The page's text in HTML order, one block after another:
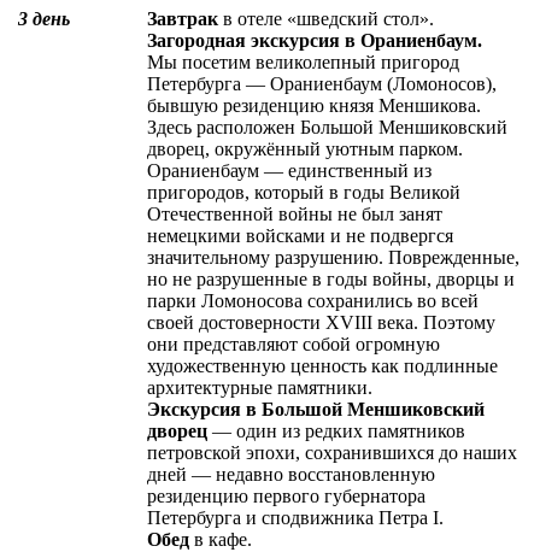
3 день
Завтрак в отеле «шведский стол».
Загородная экскурсия в Ораниенбаум.
Мы посетим великолепный пригород
Петербурга — Ораниенбаум (Ломоносов),
бывшую резиденцию князя Меншикова.
Здесь расположен Большой Меншиковский
дворец, окружённый уютным парком.
Ораниенбаум — единственный из
пригородов, который в годы Великой
Отечественной войны не был занят
немецкими войсками и не подвергся
значительному разрушению. Поврежденные,
но не разрушенные в годы войны, дворцы и
парки Ломоносова сохранились во всей
своей достоверности XVIII века. Поэтому
они представляют собой огромную
художественную ценность как подлинные
архитектурные памятники.
Экскурсия в Большой Меншиковский
дворец — один из редких памятников
петровской эпохи, сохранившихся до наших
дней — недавно восстановленную
резиденцию первого губернатора
Петербурга и сподвижника Петра I.
Обед в кафе.